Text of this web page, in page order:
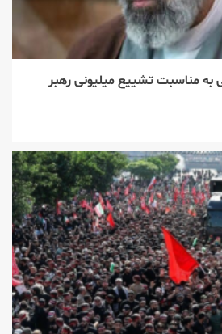
به مناسبت تشییع میلیونی رهبر